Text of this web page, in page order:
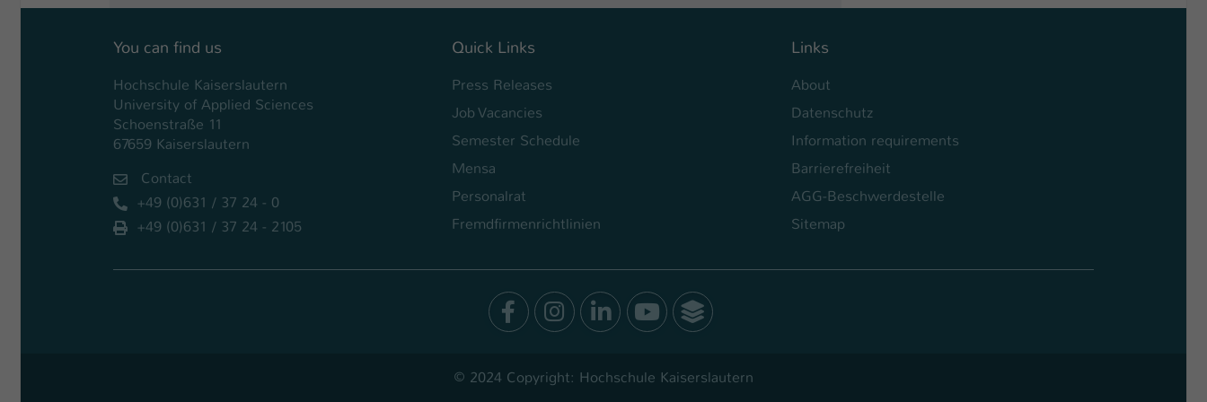
You can find us
Hochschule Kaiserslautern
University of Applied Sciences
Schoenstraße 11
67659 Kaiserslautern
Contact
+49 (0)631 / 37 24 - 0
+49 (0)631 / 37 24 - 2105
Quick Links
Press Releases
Job Vacancies
Semester Schedule
Mensa
Personalrat
Fremdfirmenrichtlinien
Links
About
Datenschutz
Information requirements
Barrierefreiheit
AGG-Beschwerdestelle
Sitemap
Facebook
Instagram
LinkedIn
YoutubeSocialWall
© 2024 Copyright: Hochschule Kaiserslautern
Ihrer vorgenommen Einstellungen, falls der
fe_typo_user / PHPSESSID
Anbieter TYPO3
Laufzeit
Dieses Cookie ist ein Standard-Session-Cookie
von TYPO3. Es speichert im Fall eines Intranet-
be_typo_user
Anbieter TYPO3